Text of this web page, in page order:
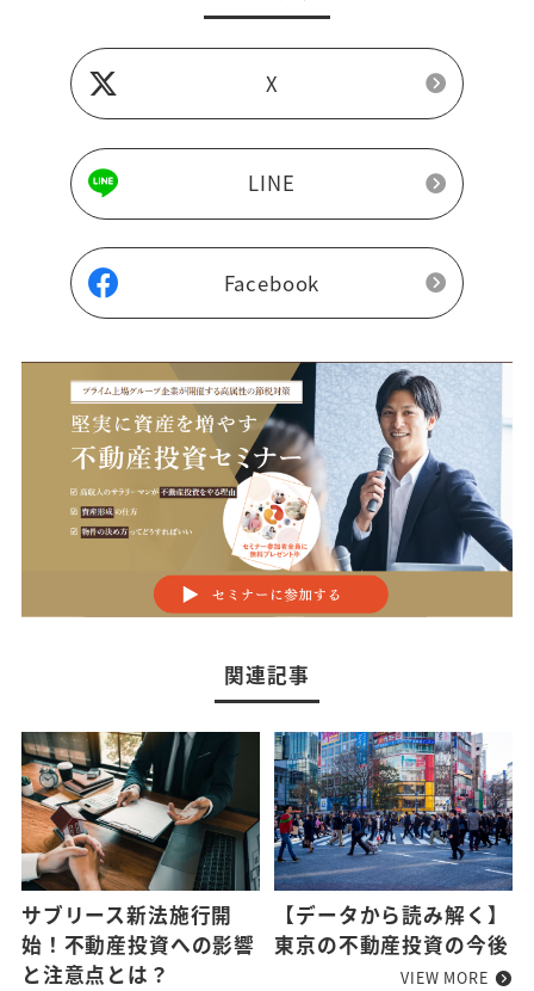
X
LINE
Facebook
関連記事
サブリース新法施行開
始！不動産投資への影響
と注意点とは？
【データから読み解く】
東京の不動産投資の今後
VIEW MORE